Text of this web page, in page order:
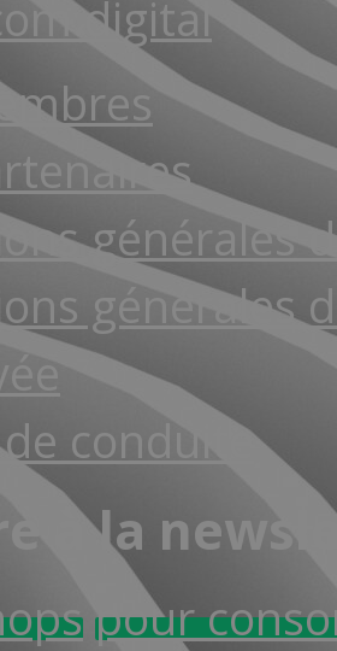
générales
générales
de conduite
à la
pour